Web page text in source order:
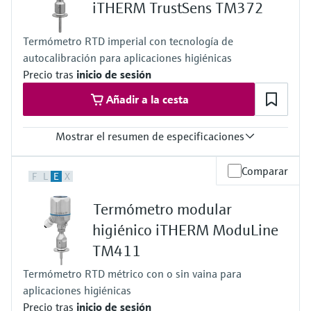
PT 100:
–40 °C … 160 °C
(–40 °F … 320 °F)
Máx. longitud de inmersión bajo demanda
hasta 900,00 mm (35,4")
iTHERM TrustSens TM372
Termómetro RTD imperial con tecnología de
autocalibración para aplicaciones higiénicas
Precio tras inicio de sesión
Añadir a la cesta
Mostrar el resumen de especificaciones
t50 = 2,5 s
t90 = 9,5 s
Máx. presión de proceso (estática)
a 20 °C: 40 bar (580 psi)
Rango de temperatura de operación
PT 100:
–40 °C … 160 °C
(–40 °F … 320 °F)
Máx. longitud de inmersión bajo demanda
hasta 28" (711 mm)
F L E X Comparar
Termómetro modular
higiénico iTHERM ModuLine
TM411
Termómetro RTD métrico con o sin vaina para
aplicaciones higiénicas
Precio tras inicio de sesión